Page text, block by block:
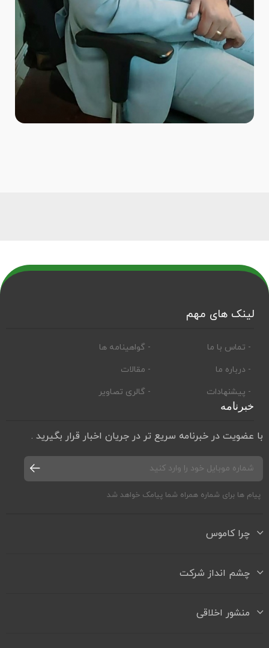
لینک های مهم
- تماس با ما
- درباره ما
- پیشنهادات
- گواهینامه ها
- مقالات
- گالری تصاویر
خبرنامه
با عضویت در خبرنامه سریع تر در جریان اخبار قرار بگیرید .
پیام ها برای شماره همراه شما پیامک خواهد شد
چرا کاموس
چشم انداز شرکت
منشور اخلاقی